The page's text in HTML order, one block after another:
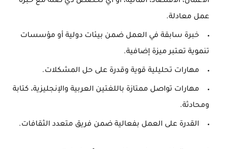
عمل معادلة.
خبرة سابقة في العمل ضمن بيئات دولية أو مؤسسات
تنموية تعتبر ميزة إضافية.
مهارات تحليلية قوية وقدرة على حل المشكلات.
مهارات تواصل ممتازة باللغتين العربية والإنجليزية، كتابة
ومحادثة.
القدرة على العمل بفعالية ضمن فريق متعدد الثقافات.